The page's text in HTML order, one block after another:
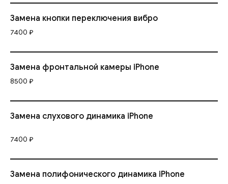
Замена кнопки переключения вибро
7400 ₽
Замена фронтальной камеры iPhone
8500 ₽
Замена слухового динамика iPhone
7400 ₽
Замена полифонического динамика iPhone